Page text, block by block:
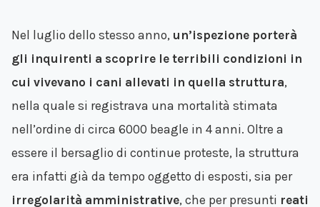
Nel luglio dello stesso anno, un’ispezione porterà
gli inquirenti a scoprire le terribili condizioni in
cui vivevano i cani allevati in quella struttura,
nella quale si registrava una mortalità stimata
nell’ordine di circa 6000 beagle in 4 anni. Oltre a
essere il bersaglio di continue proteste, la struttura
era infatti già da tempo oggetto di esposti, sia per
irregolarità amministrative, che per presunti reati